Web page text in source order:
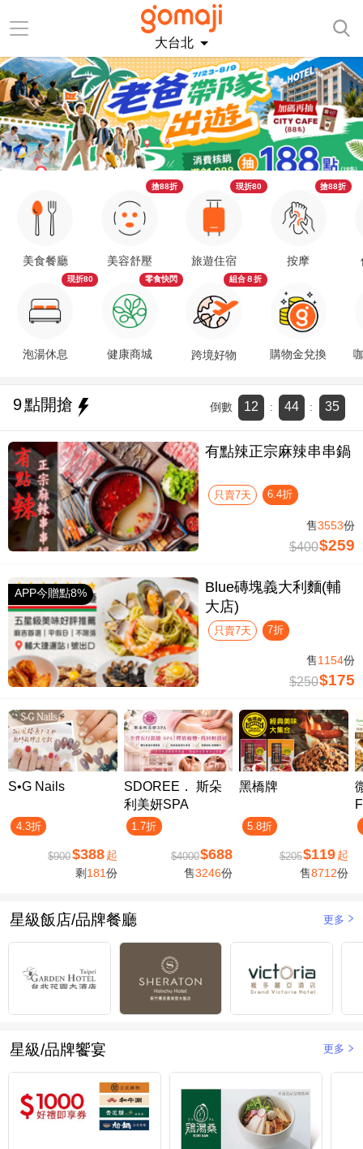
大台北
美食餐廳
泡湯休息
現折80
美容舒壓
搶88折
健康商城
零食快閃
旅遊住宿
現折80
跨境好物
組合８折
按摩
搶88折
購物金兌換
9點開搶 倒數 12 : 44 : 34
有點辣正宗麻辣串串鍋
只賣7天 6.4折
售3553份
$400$259
APP今贈點8%
Blue磚塊義大利麵(輔
大店)
只賣7天 7折
售1154份
$250$175
S•G Nails
4.3折
$900$388 起
剩 181份
SDOREE． 斯朵
利美妍SPA
1.7折
$4000$688
售3246份
黑橋牌
5.8折
$205$119 起
售8712份
星級飯店/品牌餐廳 更多
星級/品牌饗宴 更多